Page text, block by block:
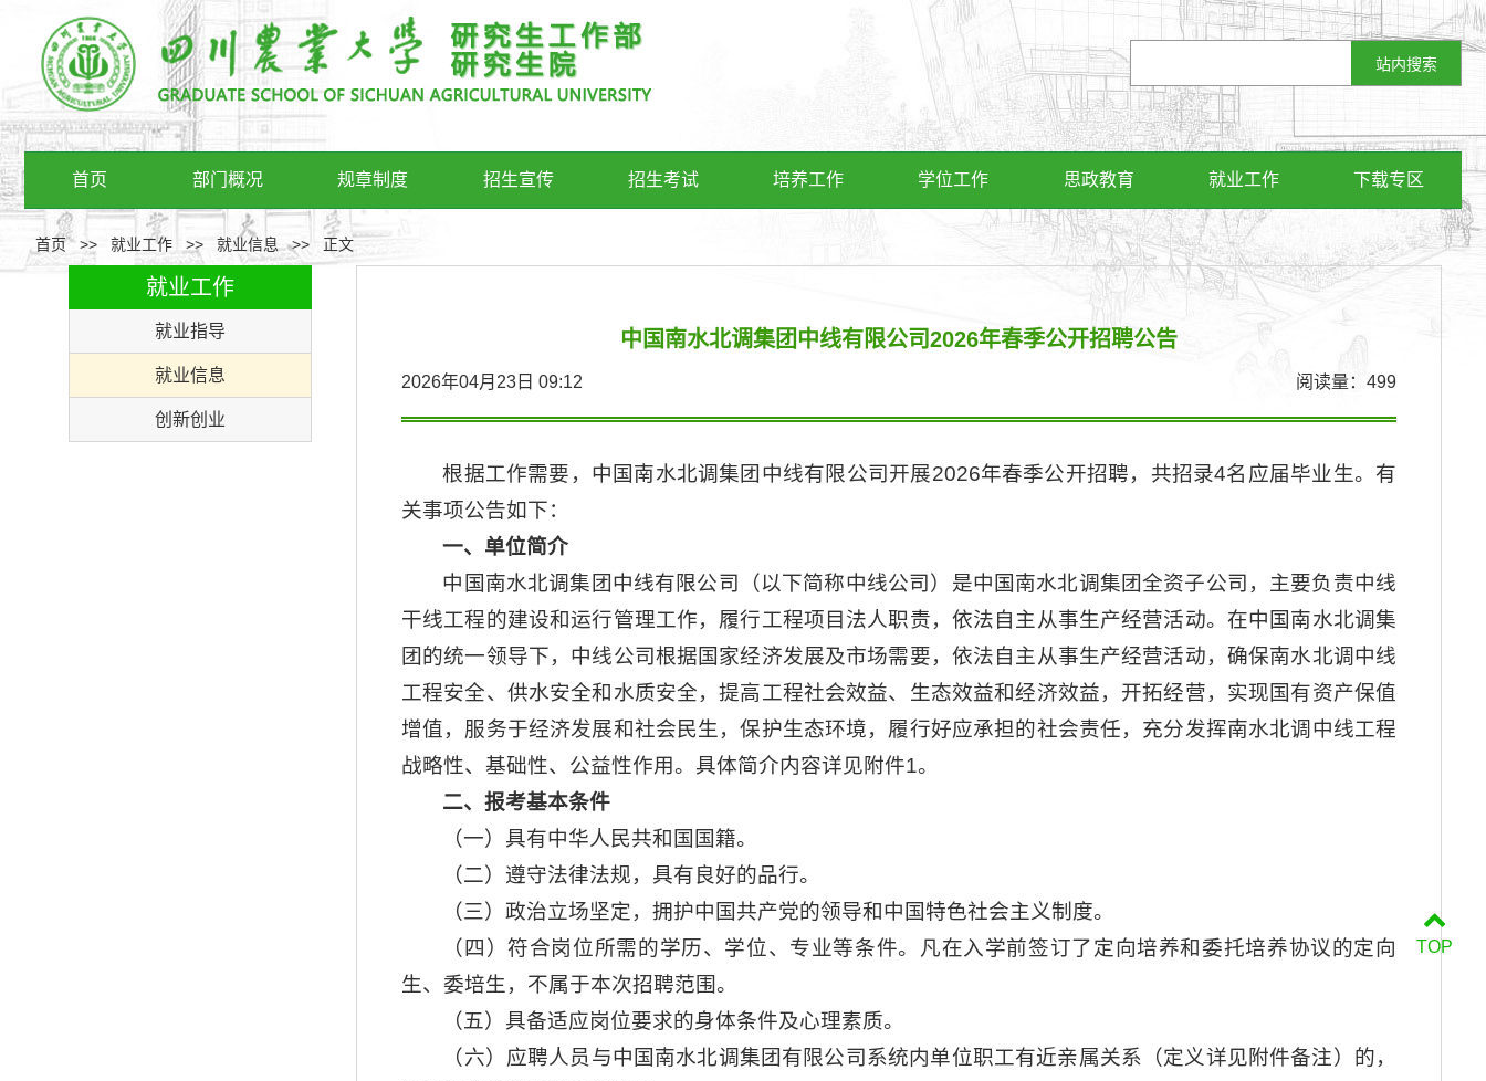
首页 部门概况 规章制度 招生宣传 招生考试 培养工作 学位工作 思政教育 就业工作 下载专区
首页>> 就业工作 >> 就业信息 >> 正文
就业工作
就业指导
就业信息
创新创业
中国南水北调集团中线有限公司2026年春季公开招聘公告
2026年04月23日 09:12 阅读量： 499
根据工作需要，中国南水北调集团中线有限公司开展2026年春季公开招聘，共招录4名应届毕业生。有
关事项公告如下：
一、单位简介
中国南水北调集团中线有限公司（以下简称中线公司）是中国南水北调集团全资子公司，主要负责中线
干线工程的建设和运行管理工作，履行工程项目法人职责，依法自主从事生产经营活动。在中国南水北调集
团的统一领导下，中线公司根据国家经济发展及市场需要，依法自主从事生产经营活动，确保南水北调中线
工程安全、供水安全和水质安全，提高工程社会效益、生态效益和经济效益，开拓经营，实现国有资产保值
增值，服务于经济发展和社会民生，保护生态环境，履行好应承担的社会责任，充分发挥南水北调中线工程
战略性、基础性、公益性作用。具体简介内容详见附件1。
二、报考基本条件
（一）具有中华人民共和国国籍。
（二）遵守法律法规，具有良好的品行。
（三）政治立场坚定，拥护中国共产党的领导和中国特色社会主义制度。
（四）符合岗位所需的学历、学位、专业等条件。凡在入学前签订了定向培养和委托培养协议的定向
生、委培生，不属于本次招聘范围。
（五）具备适应岗位要求的身体条件及心理素质。
（六）应聘人员与中国南水北调集团有限公司系统内单位职工有近亲属关系（定义详见附件备注）的，
TOP